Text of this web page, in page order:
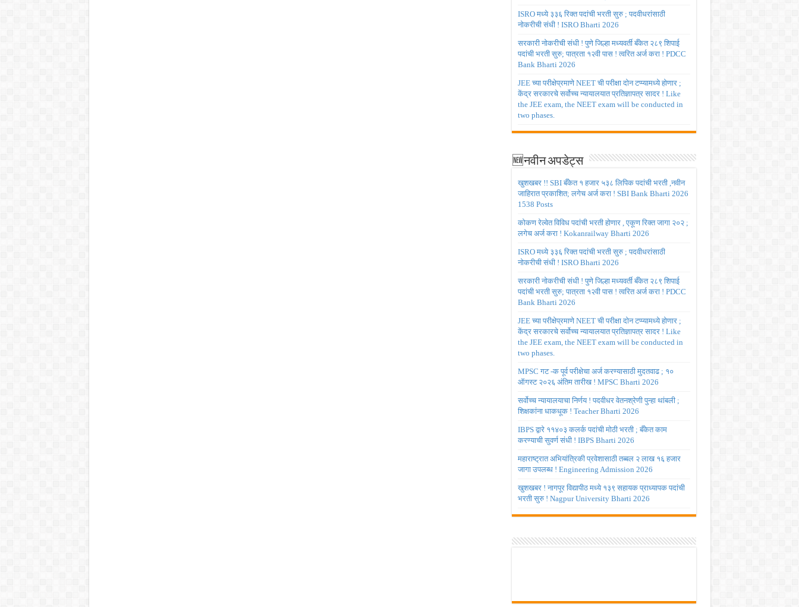
ISRO मध्ये ३३६ रिक्त पदांची भरती सुरु ; पदवीधरांसाठी
नोकरीची संधी ! ISRO Bharti 2026
सरकारी नोकरीची संधी ! पुणे जिल्हा मध्यवर्ती बँकेत २८९ शिपाई
पदांची भरती सुरु; पात्रता १२वी पास ! त्वरित अर्ज करा ! PDCC
Bank Bharti 2026
JEE च्या परीक्षेप्रमाणे NEET ची परीक्षा दोन टप्प्यामध्ये होणार ;
केंद्र सरकारचे सर्वोच्च न्यायालयात प्रतिज्ञापत्र सादर ! Like
the JEE exam, the NEET exam will be conducted in
two phases.
🆕नवीन अपडेट्स
खुशखबर !! SBI बँकेत १ हजार ५३८ लिपिक पदांची भरती ,नवीन
जाहिरात प्रकाशित; लगेच अर्ज करा ! SBI Bank Bharti 2026
1538 Posts
कोकण रेल्वेत विविध पदांची भरती होणार , एकूण रिक्त जागा २०२ ;
लगेच अर्ज करा ! Kokanrailway Bharti 2026
ISRO मध्ये ३३६ रिक्त पदांची भरती सुरु ; पदवीधरांसाठी
नोकरीची संधी ! ISRO Bharti 2026
सरकारी नोकरीची संधी ! पुणे जिल्हा मध्यवर्ती बँकेत २८९ शिपाई
पदांची भरती सुरु; पात्रता १२वी पास ! त्वरित अर्ज करा ! PDCC
Bank Bharti 2026
JEE च्या परीक्षेप्रमाणे NEET ची परीक्षा दोन टप्प्यामध्ये होणार ;
केंद्र सरकारचे सर्वोच्च न्यायालयात प्रतिज्ञापत्र सादर ! Like
the JEE exam, the NEET exam will be conducted in
two phases.
MPSC गट -क पूर्व परीक्षेचा अर्ज करण्यासाठी मुदतवाढ ; १०
ऑगस्ट २०२६ अंतिम तारीख ! MPSC Bharti 2026
सर्वोच्च न्यायालयाचा निर्णय ! पदवीधर वेतनश्रेणी पुन्हा थांबली ;
शिक्षकांना धाकधूक ! Teacher Bharti 2026
IBPS द्वारे ११४०३ कलर्क पदांची मोठी भरती ; बँकेत काम
करण्याची सुवर्ण संधी ! IBPS Bharti 2026
महाराष्ट्रात अभियांत्रिकी प्रवेशासाठी तब्बल २ लाख १६ हजार
जागा उपलब्ध ! Engineering Admission 2026
खुशखबर ! नागपूर विद्यापीठ मध्ये १३९ सहायक प्राध्यापक पदांची
भरती सुरु ! Nagpur University Bharti 2026